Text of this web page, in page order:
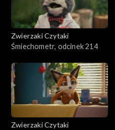
Zwierzaki Czytaki
Śmiechometr, odcinek 214
Zwierzaki Czytaki